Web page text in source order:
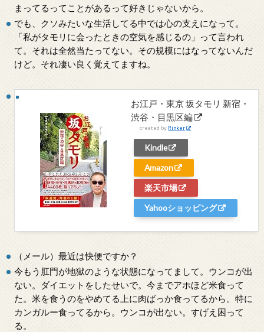
まってるってことがあるって好きじゃないから。
でも、クソみたいな生活してる中では心の支えになって。
「私がタモリに会ったときの空気を感じるの」って言われ
て。それは全然当たってない。その規模にはなってないんだ
けど。それ凄い良く覚えてますね。
お江戸・東京 坂タモリ 新宿・
渋谷・目黒区編
created by Rinker
Kindle
Amazon
楽天市場
Yahooショッピング
（メール）最近は快便ですか？
今もう肛門が地獄のような状態になってまして。ウンコが出
ない。ダイエットをしたせいで。今までアホほど米食って
た。米を食うのをやめてる上に肉ばっか食ってるから。特に
カンガルー食ってるから。ウンコが出ない。すげえ困って
る。